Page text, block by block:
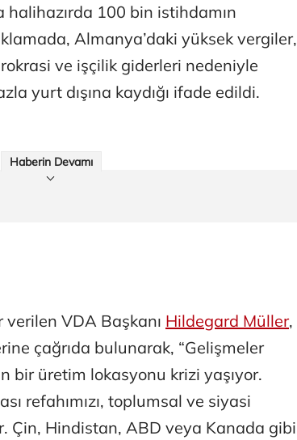
halihazırda 100 bin istihdamın
Almanya’daki yüksek vergiler,
ve işçilik giderleri nedeniyle
yurt dışına kaydığı ifade edildi.
Haberin Devamı
VDA Başkanı Hildegard Müller,
çağrıda bulunarak, “Gelişmeler
bir üretim lokasyonu krizi yaşıyor.
refahımızı, toplumsal ve siyasi
Çin, Hindistan, ABD veya Kanada gibi